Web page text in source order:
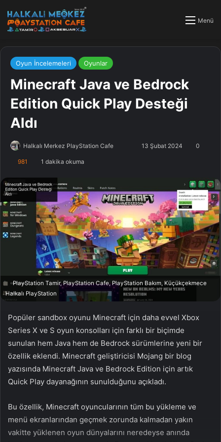
Menü
Oyun İncelemeleri Oyunlar
Minecraft Java ve Bedrock
Edition Quick Play Desteği
Aldı
Halkalı Merkez PlayStation Cafe
o
w
o
n
X
-
p
o
s
t
a
g
ö
n
d
m
e
k
13 Şubat 2024 0
981 1 dakika okuma
PlayStation Tamir, PlayStation Cafe, PlayStation Bakım, Küçükçekmece
Halkalı PlayStation
Popüler sandbox oyunu Minecraft için daha evvel Xbox
Series X ve S oyun konsolları için farklı bir biçimde
sunulan hem Java hem de Bedrock sürümlerine yeni bir
özellik eklendi. Minecraft geliştiricisi Mojang bir blog
yazısında Minecraft Java ve Bedrock Edition için artık
Quick Play dayanağının sunulduğunu açıkladı.
Bu özellik, Minecraft oyuncularının tüm bu yükleme ve
menü ekranlarından geçmek zorunda kalmadan yakın
vakitte yüklenen oyun dünyalarını neredeyse anında